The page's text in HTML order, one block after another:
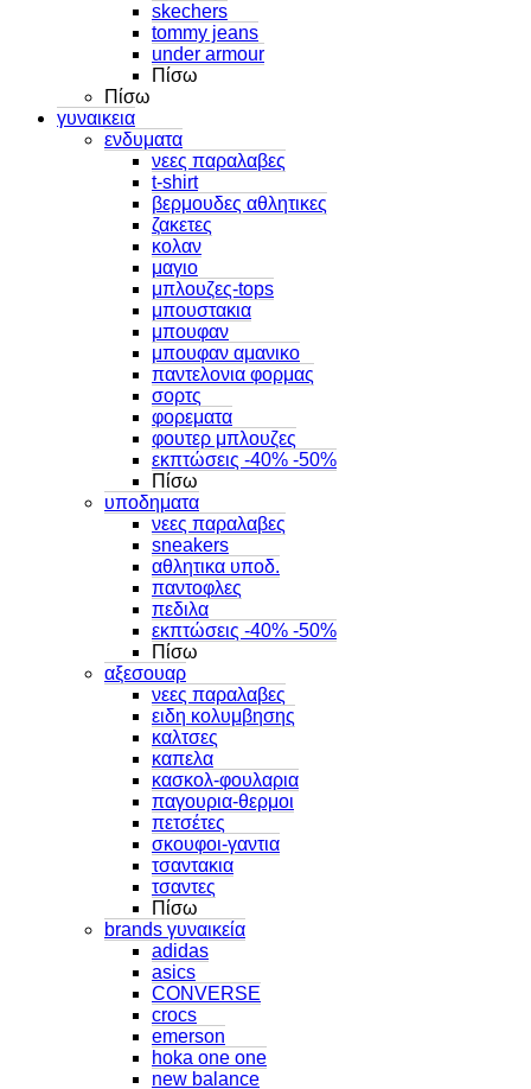
skechers
tommy jeans
under armour
Πίσω
Πίσω
γυναικεια
ενδυματα
νεες παραλαβες
t-shirt
βερμουδες αθλητικες
ζακετες
κολαν
μαγιο
μπλουζες-tops
μπουστακια
μπουφαν
μπουφαν αμανικο
παντελονια φορμας
σορτς
φορεματα
φουτερ μπλουζες
εκπτώσεις -40% -50%
Πίσω
υποδηματα
νεες παραλαβες
sneakers
αθλητικα υποδ.
παντοφλες
πεδιλα
εκπτώσεις -40% -50%
Πίσω
αξεσουαρ
νεες παραλαβες
ειδη κολυμβησης
καλτσες
καπελα
κασκολ-φουλαρια
παγουρια-θερμοι
πετσέτες
σκουφοι-γαντια
τσαντακια
τσαντες
Πίσω
brands γυναικεία
adidas
asics
CONVERSE
crocs
emerson
hoka one one
new balance